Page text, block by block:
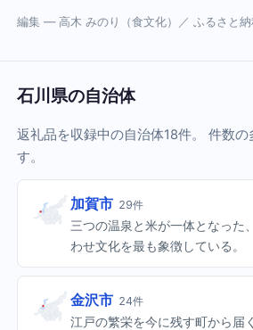
編集 — 高木 みのり（食文化）／ ふるさと
石川県の自治体
返礼品を収録中の自治体18件。 件数の
す。
加賀市 29件
三つの温泉と米が一体となった
わせ文化を最も象徴している。
金沢市 24件
江戸の繁栄を今に残す町から届